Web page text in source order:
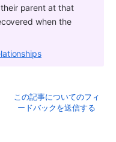
parent at that
when the
この記事についてのフィ
ードバックを送信する